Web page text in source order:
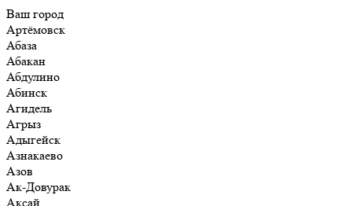
Ваш город
Артёмовск
Абаза
Абакан
Абдулино
Абинск
Агидель
Агрыз
Адыгейск
Азнакаево
Азов
Ак-Довурак
Аксай